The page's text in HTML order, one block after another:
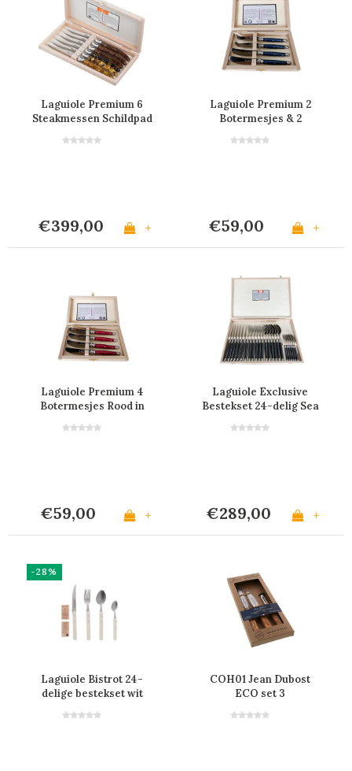
Laguiole Premium 6
Steakmessen Schildpad
€399,00 +
Laguiole Premium 2
Botermesjes & 2
€59,00 +
Laguiole Premium 4
Botermesjes Rood in
€59,00 +
Laguiole Exclusive
Bestekset 24-delig Sea
€289,00 +
-28%
Laguiole Bistrot 24-
delige bestekset wit
COH01 Jean Dubost
ECO set 3